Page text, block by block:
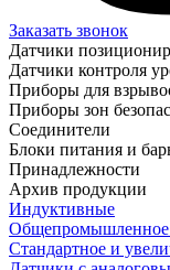
Заказать звонок
Датчики
Датчики контроля
Приборы для
Приборы зон
Соединители
Блоки питания и
Принадлежности
Архив продукции
Индуктивные
Общепромышленное
Стандартное и